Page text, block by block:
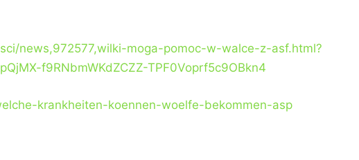
news,972577,wilki-moga-pomoc-w-walce-z-asf.html?
f9RNbmWKdZCZZ-TPF0Voprf5c9OBkn4
krankheiten-koennen-woelfe-bekommen-asp